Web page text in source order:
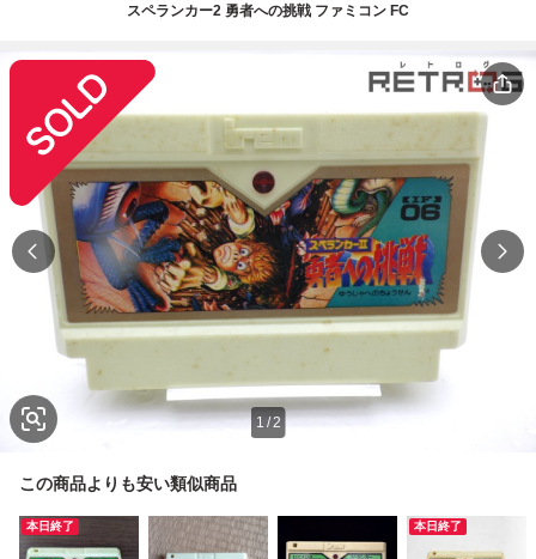
スペランカー2 勇者への挑戦 ファミコン FC
1/2
この商品よりも安い類似商品
本日終了 本日終了